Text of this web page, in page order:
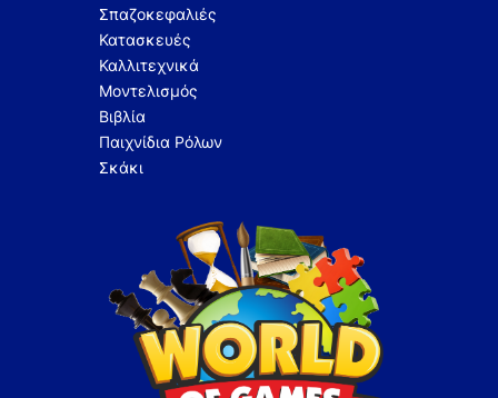
Σπαζοκεφαλιές
Κατασκευές
Καλλιτεχνικά
Μοντελισμός
Βιβλία
Παιχνίδια Ρόλων
Σκάκι